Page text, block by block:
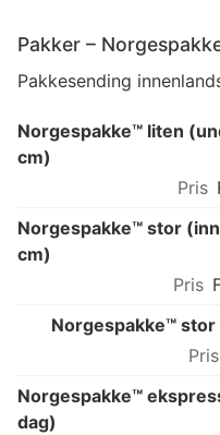
Pakker –
Pakkesending
Norgespakke™ liten
cm)
Norgespakke™ stor
cm)
Norgespakke™
Norgespakke™
dag)